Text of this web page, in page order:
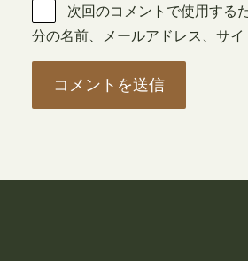
次回のコメントで使用する
分の名前、メールアドレス、サイ